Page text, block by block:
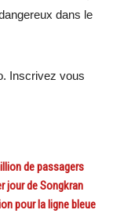
dans le
Inscrivez vous
de passagers
jour de Songkran
pour la ligne bleue